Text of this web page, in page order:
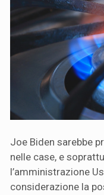
Joe Biden sarebbe
nelle case, e
l’amministrazione
considerazione la